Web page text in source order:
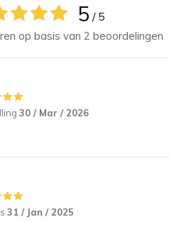
5 / 5
op basis van 2 beoordelingen
30 / Mar / 2026
31 / Jan / 2025